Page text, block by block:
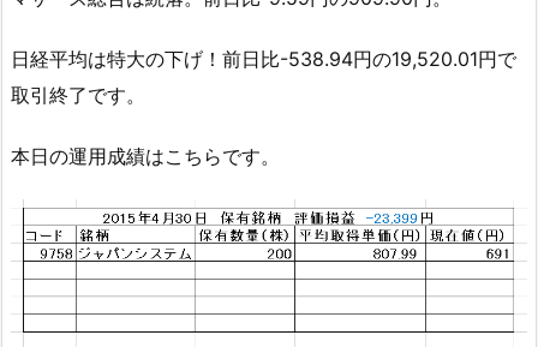
日経平均は特大の下げ！前日比-538.94円の19,520.01円で
取引終了です。
本日の運用成績はこちらです。